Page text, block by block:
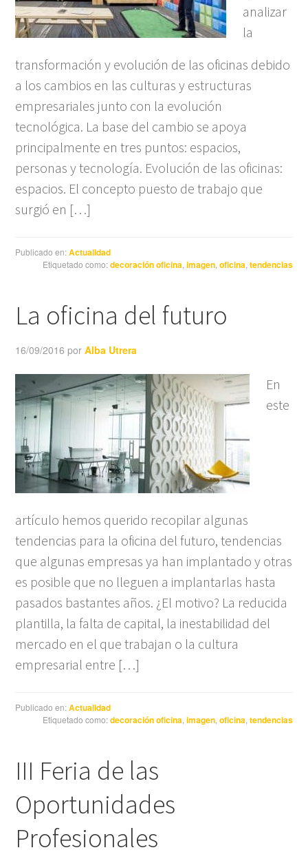
analizar
la
transformación y evolución de las oficinas debido
a los cambios en las culturas y estructuras
empresariales junto con la evolución
tecnológica. La base del cambio se apoya
principalmente en tres puntos: espacios,
personas y tecnología. Evolución de las oficinas:
espacios. El concepto puesto de trabajo que
surgió en […]
Publicado en:Actualidad
Etiquetado como:decoración oficina imagen, oficina tendencias
La oficina del futuro
16/09/2016 porAlba Utrera
En
este
artículo hemos querido recopilar algunas
tendencias para la oficina del futuro, tendencias
que algunas empresas ya han implantado y otras
es posible que no lleguen a implantarlas hasta
pasados bastantes años. ¿El motivo? La reducida
plantilla, la falta de capital, la inestabilidad del
mercado en el que trabajan o la cultura
empresarial entre […]
Publicado en:Actualidad
Etiquetado como:decoración oficina imagen, oficina tendencias
III Feria de las
Oportunidades
Profesionales